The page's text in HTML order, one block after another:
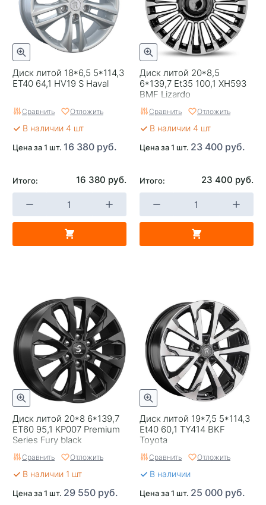
Гарантия
1 год
Цвет
Черный с полировкой
Категория
Легковые
Страна изготовителя
Россия
Завод изготовитель
K&K
Диск литой 18*6,5 5*114,3
ET40 64,1 HV19 S Haval
Сравнить Отложить
В наличии 4 шт
Цена за 1 шт. 16 380 руб.
Итого: 16 380 руб.
Диск литой 20*8,5
6*139,7 Et35 100,1 XH593
BMF Lizardo
Сравнить Отложить
В наличии 4 шт
Цена за 1 шт. 23 400 руб.
Итого: 23 400 руб.
Диск литой 20*8 6*139,7
ET60 95,1 КР007 Premium
Series Fury black
Сравнить Отложить
В наличии 1 шт
Цена за 1 шт. 29 550 руб.
Диск литой 19*7,5 5*114,3
Et40 60,1 TY414 BKF
Toyota
Сравнить Отложить
В наличии
Цена за 1 шт. 25 000 руб.